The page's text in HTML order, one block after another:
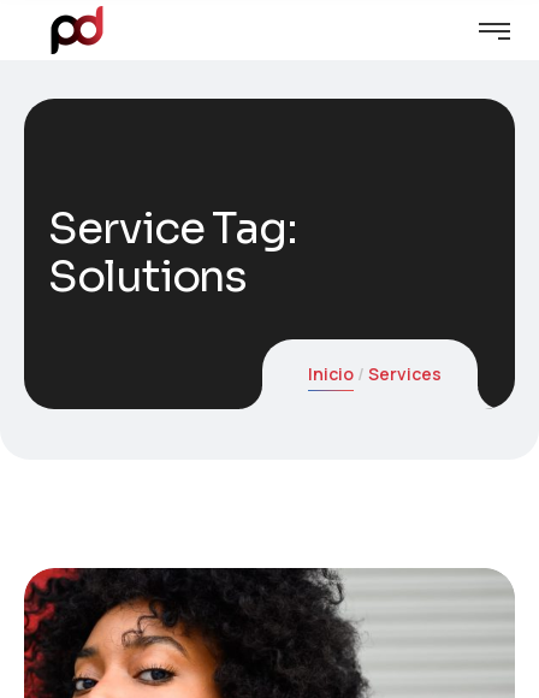
Service Tag:
Solutions
Inicio Services